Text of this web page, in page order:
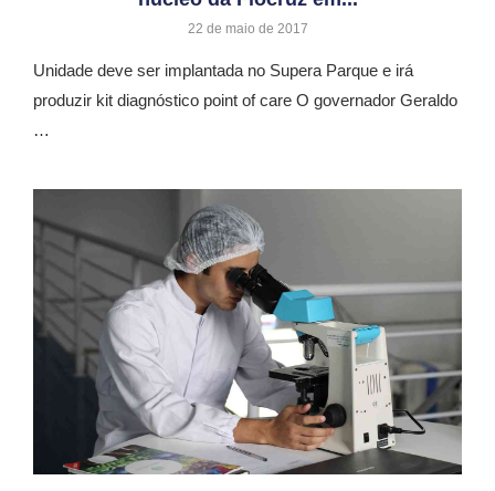
22 de maio de 2017
Unidade deve ser implantada no Supera Parque e irá
produzir kit diagnóstico point of care O governador Geraldo
…